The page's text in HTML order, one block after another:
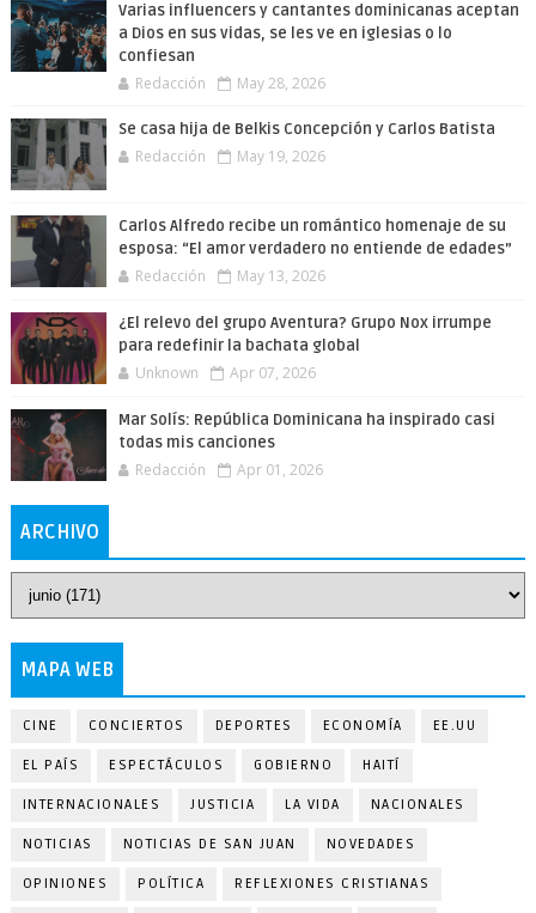
Varias influencers y cantantes dominicanas aceptan
a Dios en sus vidas, se les ve en iglesias o lo
confiesan
Redacción May 28, 2026
Se casa hija de Belkis Concepción y Carlos Batista
Redacción May 19, 2026
Carlos Alfredo recibe un romántico homenaje de su
esposa: “El amor verdadero no entiende de edades”
Redacción May 13, 2026
¿El relevo del grupo Aventura? Grupo Nox irrumpe
para redefinir la bachata global
Unknown Apr 07, 2026
Mar Solís: República Dominicana ha inspirado casi
todas mis canciones
Redacción Apr 01, 2026
ARCHIVO
MAPA WEB
CINE CONCIERTOS DEPORTES ECONOMÍA EE.UU
EL PAÍS ESPECTÁCULOS GOBIERNO HAITÍ
INTERNACIONALES JUSTICIA LA VIDA NACIONALES
NOTICIAS NOTICIAS DE SAN JUAN NOVEDADES
OPINIONES POLÍTICA REFLEXIONES CRISTIANAS